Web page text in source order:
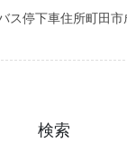
ス停下車住所町田市
検索